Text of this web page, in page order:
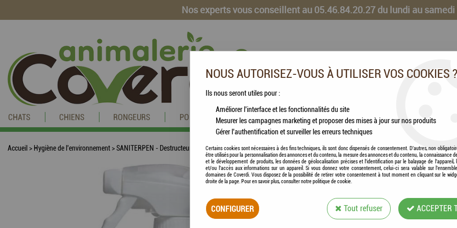
Nos experts vous conseillent au 05.46.84.20.27 du lundi au samedi
CHATS CHIENS RONGEURS POISSONS CHEVAUX VOLAILLES ANIMAUX DE LA FERME
Accueil > Hygiène de l'environnement>SANITERPEN - Destructeur d'odeurs en Spray Menthe Eucalyptus 750 mL
SANITERPEN -
MENTHE
NOUS AUTORISEZ-VOUS À UTILISER VOS COOKIES ?
Ils nous seront utiles pour :
Améliorer l'interface et les fonctionnalités du site
Mesurer les campagnes marketing et proposer des mises à jour sur nos produits
Gérer l'authentification et surveiller les erreurs techniques
Certains cookies sont nécessaires à des fins techniques, ils sont donc dispensés de consentement. D'autres, non
être utilisés pour la personnalisation des annonces et du contenu, la mesure des annonces et du contenu, la connaissance
et le développement de produits, les données de géolocalisation précises et l'identification par le balayage de l'appareil,
et/ou l'accès aux informations sur un appareil. Si vous donnez votre consentement, celui-ci sera valable sur
domaines de Coverdi. Vous disposez de la possibilité de retirer votre consentement à tout moment en cliquant sur le
droite de la page. Pour en savoir plus, consulter notre politique de cookie.
CONFIGURER Tout refuser ACCEPTER